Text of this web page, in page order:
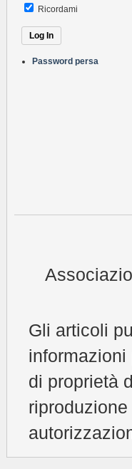
Ricordami
Password persa
Gli articoli
di proprietà